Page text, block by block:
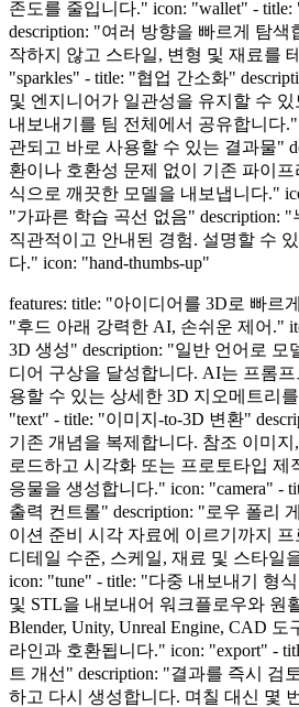
존도를 줄입니다." icon: "wallet" -
description: "여러 방향을 빠르게 탐색
작하지 않고 스타일, 변형 및 재료를
"sparkles" - title: "협업 간소화"
및 엔지니어가 일관성을 유지할 수
내보내기를 팀 전체에서 공유합니다."
관되고 바로 사용할 수 있는 결과물"
환이나 호환성 문제 없이 기존 파이
식으로 깨끗한 모델을 내보냅니다."
"가파른 학습 곡선 없음" description:
직관적이고 안내된 경험. 설명할 수
다." icon: "hand-thumbs-up"
features: title: "아이디어를 3D로 빠르
"후드 아래 강력한 AI, 손쉬운 제어."
3D 생성" description: "일반 언어로 모
디어 구상을 달성합니다. AI는 프롬
용할 수 있는 상세한 3D 지오메트리
"text" - title: "이미지-to-3D 변환"
기존 개념을 복제합니다. 참조 이미
로드하고 시각화 또는 프로토타입 제
응물을 생성합니다." icon: "camera" -
출력 컨트롤" description: "로우 폴리
이션 준비 시각 자료에 이르기까지
디테일 수준, 스케일, 재료 및 스타일
icon: "tune" - title: "다중 내보내기 형
및 STL을 내보내어 워크플로우와 원
Blender, Unity, Unreal Engine, CAD
라인과 호환됩니다." icon: "export" -
트 개선" description: "결과를 즉시 검
하고 다시 생성합니다. 며칠 대신 몇